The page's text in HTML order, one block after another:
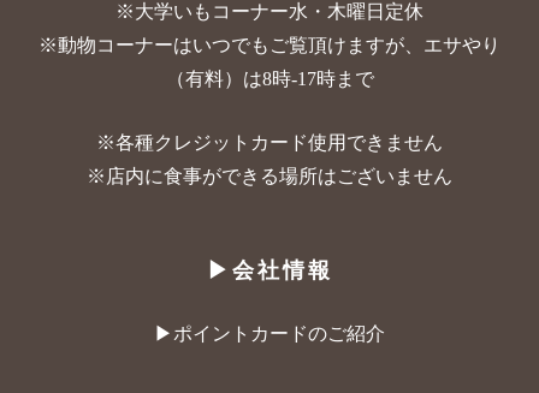
※大学いもコーナー水・木曜日定休
※動物コーナーはいつでもご覧頂けますが、 エサやり
（有料）は8時-17時まで
※各種クレジットカード使用できません
※店内に食事ができる場所はございません
▶︎会社情報
▶︎ポイントカードのご紹介